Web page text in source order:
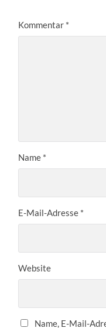
Kommentar *
Name *
E-Mail-Adresse *
Website
Name, E-Mail-